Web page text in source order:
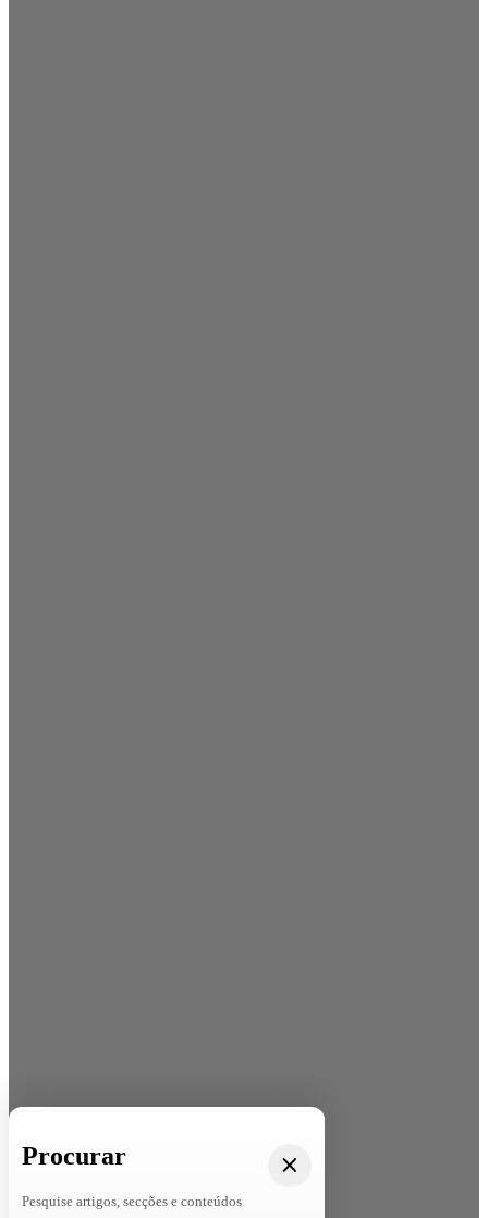
Procurar
Pesquise artigos, secções e conteúdos